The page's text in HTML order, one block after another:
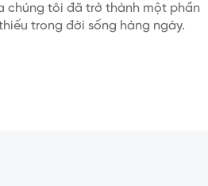
chúng tôi đã trở thành một phần
trong đời sống hàng ngày.